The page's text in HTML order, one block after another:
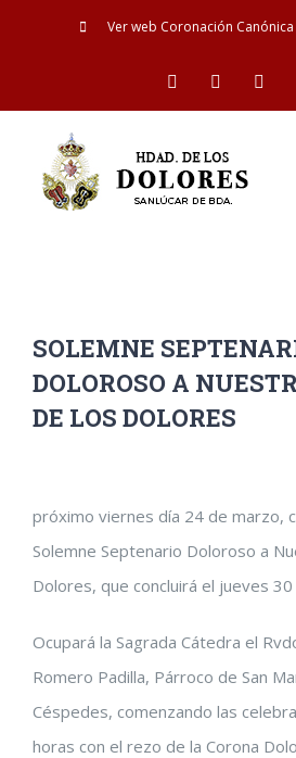
Ver web Coronación Canónica
FacebookTwitter
SOLEMNE
DOLOROSO A
DE LOS DOLORES
imagen
más
grande
próximo viernes día 24 de marzo,
Solemne Septenario Doloroso a
Dolores, que concluirá el jueves
Ocupará la Sagrada Cátedra el
Romero Padilla, Párroco de San
Céspedes, comenzando las
horas con el rezo de la Corona